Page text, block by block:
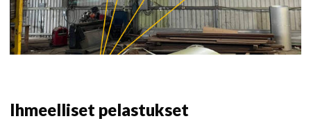
Ihmeelliset pelastukset